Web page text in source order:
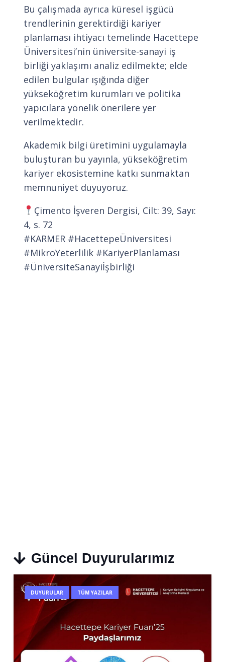
Bu çalışmada ayrıca küresel işgücü
trendlerinin gerektirdiği kariyer
planlaması ihtiyacı temelinde Hacettepe
Üniversitesi’nin üniversite-sanayi iş
birliği yaklaşımı analiz edilmekte; elde
edilen bulgular ışığında diğer
yükseköğretim kurumları ve politika
yapıcılara yönelik önerilere yer
verilmektedir.
Akademik bilgi üretimini uygulamayla
buluşturan bu yayınla, yükseköğretim
kariyer ekosistemine katkı sunmaktan
memnuniyet duyuyoruz.
Çimento İşveren Dergisi, Cilt: 39, Sayı:
4, s. 72
#KARMER #HacettepeÜniversitesi
#MikroYeterlilik #KariyerPlanlaması
#ÜniversiteSanayiİşbirliği
Güncel Duyurularımız
DUYURULAR TÜM YAZILAR